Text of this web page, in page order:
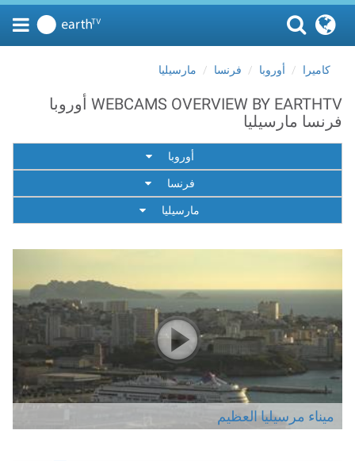
كاميرا أوروبا فرنسا مارسيليا
WEBCAMS OVERVIEW BY EARTHTV أوروبا
فرنسا مارسيليا
أوروبا
فرنسا
مارسيليا
ميناء مرسيليا العظيم